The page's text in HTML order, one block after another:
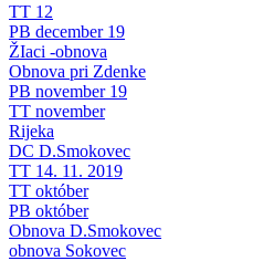
TT 12
PB december 19
ŽIaci -obnova
Obnova pri Zdenke
PB november 19
TT november
Rijeka
DC D.Smokovec
TT 14. 11. 2019
TT október
PB október
Obnova D.Smokovec
obnova Sokovec